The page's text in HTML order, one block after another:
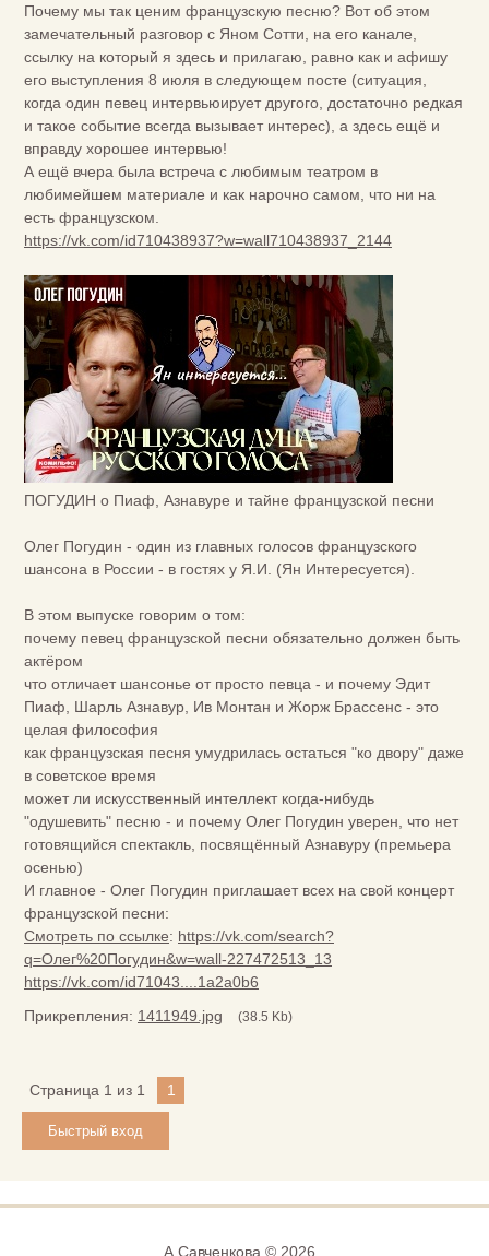
Почему мы так ценим французскую песню? Вот об этом
замечательный разговор с Яном Сотти, на его канале,
ссылку на который я здесь и прилагаю, равно как и афишу
его выступления 8 июля в следующем посте (ситуация,
когда один певец интервьюирует другого, достаточно редкая
и такое событие всегда вызывает интерес), а здесь ещё и
вправду хорошее интервью!
А ещё вчера была встреча с любимым театром в
любимейшем материале и как нарочно самом, что ни на
есть французском.
https://vk.com/id710438937?w=wall710438937_2144
ПОГУДИН о Пиаф, Азнавуре и тайне французской песни
Олег Погудин - один из главных голосов французского
шансона в России - в гостях у Я.И. (Ян Интересуется).
В этом выпуске говорим о том:
почему певец французской песни обязательно должен быть
актёром
что отличает шансонье от просто певца - и почему Эдит
Пиаф, Шарль Азнавур, Ив Монтан и Жорж Брассенс - это
целая философия
как французская песня умудрилась остаться "ко двору" даже
в советское время
может ли искусственный интеллект когда-нибудь
"одушевить" песню - и почему Олег Погудин уверен, что нет
готовящийся спектакль, посвящённый Азнавуру (премьера
осенью)
И главное - Олег Погудин приглашает всех на свой концерт
французской песни:
Смотреть по ссылке: https://vk.com/search?
q=Олег%20Погудин&w=wall-227472513_13
https://vk.com/id71043....1a2a0b6
Прикрепления: 1411949.jpg (38.5 Kb)
Страница 1 из 1 1
А.Савченкова © 2026